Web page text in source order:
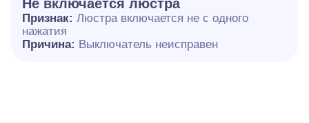
Не включается люстра
Признак: Люстра включается не с одного
нажатия
Причина: Выключатель неисправен